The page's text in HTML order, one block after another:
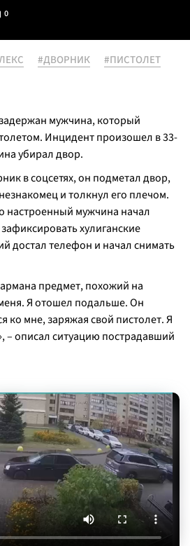
0
#ДВОРНИК #ПИСТОЛЕТ
мужчина, который
Инцидент произошел в 33-
убирал двор.
в соцсетях, он подметал двор,
и толкнул его плечом.
настроенный мужчина начал
хулиганские
достал телефон и начал снимать
предмет, похожий на
Я отошел подальше. Он
ко мне, заряжая свой пистолет. Я
– описал ситуацию пострадавший